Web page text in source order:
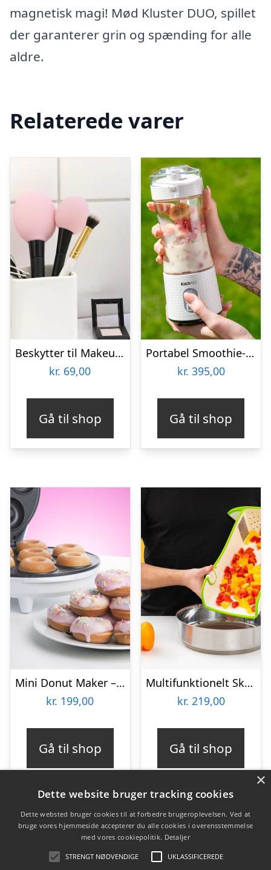
magnetisk magi! Mød Kluster DUO, spillet
der garanterer grin og spænding for alle
aldre.
Relaterede varer
Beskytter til Makeupbørster 3-pak
kr. 69,00
Gå til shop
Portabel Smoothie-blender – KitchPro
kr. 395,00
Gå til shop
Mini Donut Maker – KitchPro
kr. 199,00
Gå til shop
Multifunktionelt Skærebræt – KitchPro
kr. 219,00
Gå til shop
Varekategorier
Produkter
×
Dette website bruger tracking cookies
Dette websted bruger cookies til at forbedre brugeroplevelsen. Ved at
bruge vores hjemmeside accepterer du alle cookies i overensstemmelse
med vores cookiepolitik. Detaljer
STRENGT NØDVENDIGE UKLASSIFICEREDE